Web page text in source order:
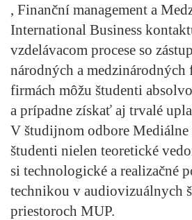
, Finanční management a
International Business
vzdelávacom procese so
národných a
firmách môžu študenti
a prípadne získať aj trvalé
V študijnom odbore Mediálne
študenti nielen teoretické
si technologické a realizačné
technikou v audiovizuálnych
priestoroch MUP.